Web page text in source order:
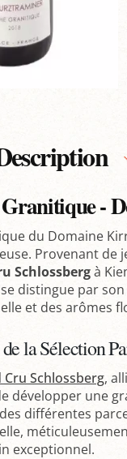
-
du Domaine
Provenant de
Schlossbergà
distingue par
et des arômes
la Sélection
Cru Schlossberg,
développer une
différentes
exceptionnel.